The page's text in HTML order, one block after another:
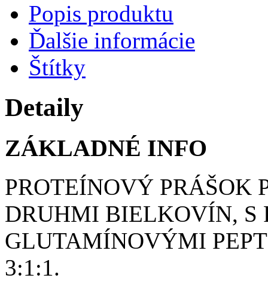
Popis produktu
Ďalšie informácie
Štítky
Detaily
ZÁKLADNÉ INFO
PROTEÍNOVÝ PRÁŠOK
DRUHMI BIELKOVÍN, S
GLUTAMÍNOVÝMI
3:1:1.